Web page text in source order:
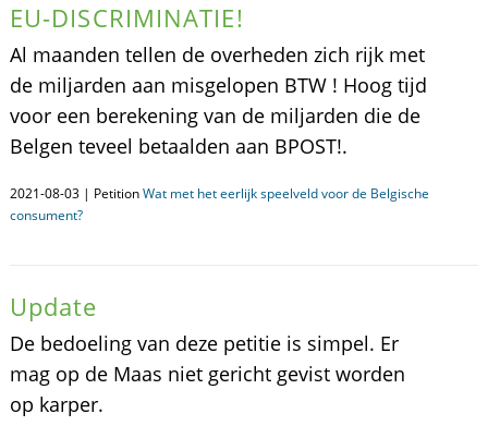
EU-DISCRIMINATIE!
Al maanden tellen de overheden zich rijk met
de miljarden aan misgelopen BTW ! Hoog tijd
voor een berekening van de miljarden die de
Belgen teveel betaalden aan BPOST!.
2021-08-03 | PetitionWat met het eerlijk speelveld voor de Belgische
consument?
Update
De bedoeling van deze petitie is simpel. Er
mag op de Maas niet gericht gevist worden
op karper.